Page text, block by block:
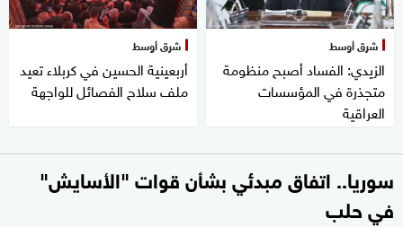
شرق أوسط
الزيدي: الفساد أصبح منظومة
متجذرة في المؤسسات
العراقية
شرق أوسط
أربعينية الحسين في كربلاء تعيد
ملف سلاح الفصائل للواجهة
سوريا.. اتفاق مبدئي بشأن قوات "الأسايش"
في حلب